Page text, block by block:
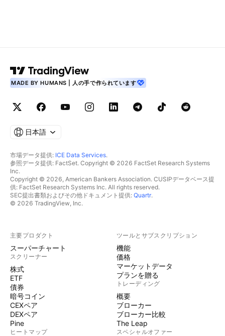
MADE BY HUMANS | 人の手で作られています
日本語
市場データ提供: ICE Data Services.
参照データ提供: FactSet. Copyright © 2026 FactSet Research Systems
Inc.
Copyright © 2026, American Bankers Association. CUSIPデータベース提
供: FactSet Research Systems Inc. All rights reserved.
SEC提出書類およびその他ドキュメント提供: Quartr.
© 2026 TradingView, Inc.
主要プロダクト
スーパーチャート
スクリーナー
株式
ETF
債券
暗号コイン
CEXペア
DEXペア
Pine
ヒートマップ
ツールとサブスクリプション
機能
価格
マーケットデータ
プランを贈る
トレーディング
概要
ブローカー
ブローカー比較
The Leap
スペシャルオファー